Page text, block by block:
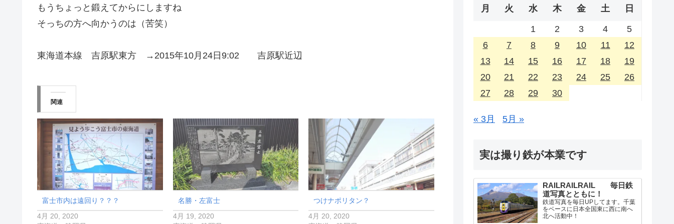
もうちょっと鍛えてからにしますね
そっちの方へ向かうのは（苦笑）
東海道本線 吉原駅東方 →2015年10月24日9:02 吉原駅近辺
関連
富士市内は遠回り？？？
4月 20, 2020
名勝・左富士
4月 19, 2020
つけナポリタン？
4月 20, 2020
月 火 水 木 金 土 日
1 2 3 4
5
6
7 8 9 10 11
12
13
14 15 16 17 18
19
20
21 22 23 24 25
26
27
28 29 30
« 3月 5月 »
実は撮り鉄が本業です
RAILRAILRAIL 毎日鉄
道写真とともに！
鉄道写真を毎日UPしてます。千葉
をベースに日本全国東に西に南へ
北へ活動中！